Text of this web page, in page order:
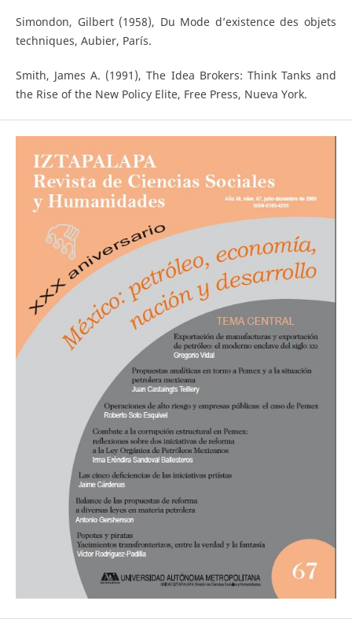
Simondon, Gilbert (1958), Du Mode d’existence des objets
techniques, Aubier, París.
Smith, James A. (1991), The Idea Brokers: Think Tanks and
the Rise of the New Policy Elite, Free Press, Nueva York.